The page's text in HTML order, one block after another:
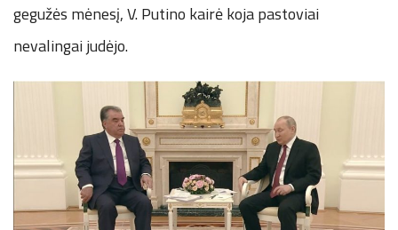
gegužės mėnesį, V. Putino kairė koja pastoviai
nevalingai judėjo.